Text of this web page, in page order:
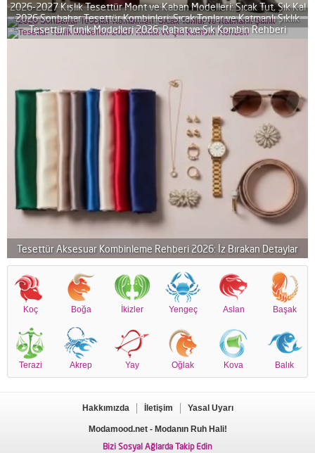
2026-2027 Kışlık Tesettür Mont ve Kaban Modelleri: Sıcak Tut, Şık Kal
2026 Sonbahar Tesettür Kombinleri: Sıcak Tonlar ve Katmanlı Şıklık
Tesettür Tunik Modelleri 2026: Rahat ve Şık Kombin Rehberi
Tesettür Aksesuar Kombinleme Rehberi 2026: İz Bırakan Detaylar
Koç Boğa İkizler Yengeç Aslan Başak
Terazi Akrep Yay Oğlak Kova Balık
Hakkımızda İletişim Yasal Uyarı
Modamood.net - Modanın Ruh Hali!
Bizi Sosyal Ağlarda Takip Edin